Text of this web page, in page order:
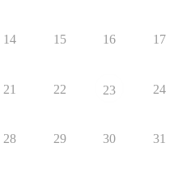
14 15 16 17
21 22 23 24
28 29 30 31